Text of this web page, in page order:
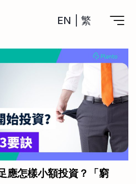
EN 繁
戶口
積金戶口
貸款
推廣優惠
比較
)
資戶口
)
資戶口
應怎樣小額投資？「窮